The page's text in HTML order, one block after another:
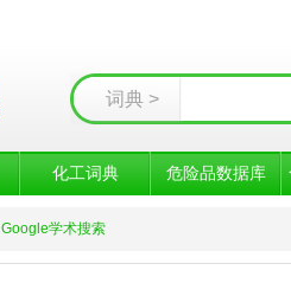
词典 >
化工词典 危险品数据库
Google学术搜索